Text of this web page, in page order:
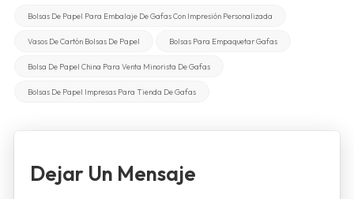
Bolsas De Papel Para Embalaje De Gafas Con Impresión Personalizada
Vasos De Cartón Bolsas De Papel Bolsas Para Empaquetar Gafas
Bolsa De Papel China Para Venta Minorista De Gafas
Bolsas De Papel Impresas Para Tienda De Gafas
Dejar Un Mensaje